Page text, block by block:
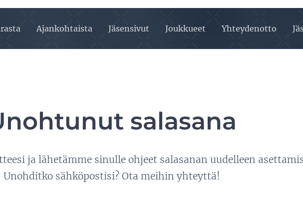
Ajankohtaista Jäsensivut Joukkueet Yhteydenotto
salasana
ja lähetämme sinulle ohjeet salasanan uudelleen
Unohditko sähköpostisi? Ota meihin yhteyttä!